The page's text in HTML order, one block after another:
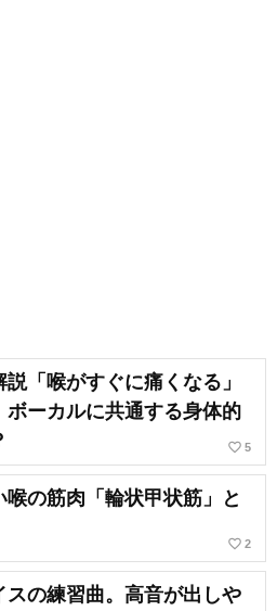
「喉がすぐに痛くなる」
ボーカルに共通する身体的
favorite_border 5
の筋肉「輪状甲状筋」と
favorite_border 2
スの練習曲。高音が出しや